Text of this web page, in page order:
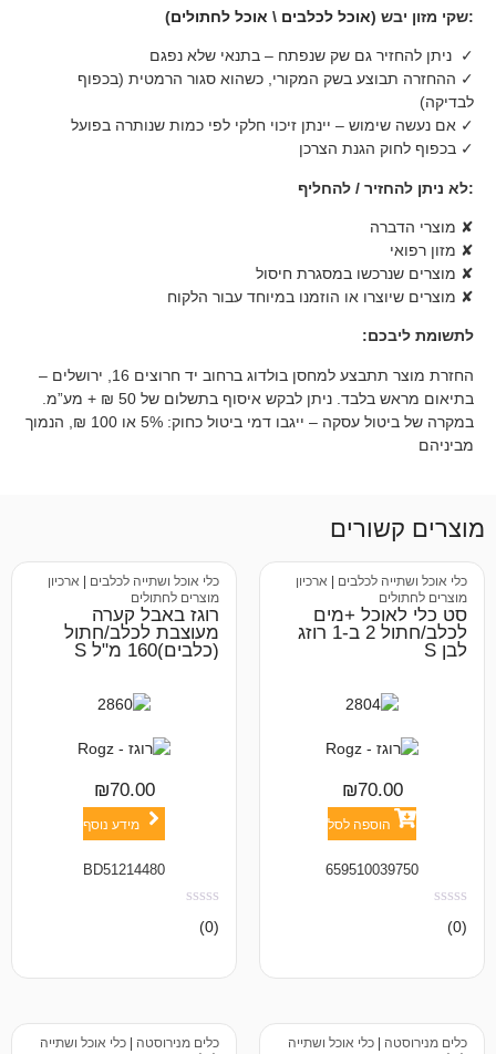
אוכל לכלבים\אוכל לחתולים)
גם שק שנפתח – בתנאי שלא נפגם
בשק המקורי, כשהוא סגור הרמטית (בכפוף
– יינתן זיכוי חלקי לפי כמות שנותרה בפועל
הצרכן
/ להחליף
במסגרת חיסול
או הוזמנו במיוחד עבור הלקוח
החזרת מוצר תתבצע למחסן בולדוג ברחוב יד חרוצים 16, ירושלים –
בתיאום מראש בלבד. ניתן לבקש איסוף בתשלום של 50 ₪ + מע”מ.
במקרה של ביטול עסקה – ייגבו דמי ביטול כחוק: 5% או 100 ₪, הנמוך
| ארכיון
+מים
לכלב/חתול 2 ב-1 רוזג
כלי אוכל ושתייה לכלבים| ארכיון
רוגז באבל קערה
מעוצבת לכלב/חתול
כלי אוכל ושתייה כלים מנירוסטה
כלי אוכל ושתייה